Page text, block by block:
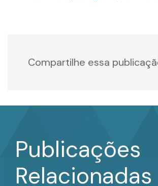
Compartilhe essa
Publicações
Relacionadas